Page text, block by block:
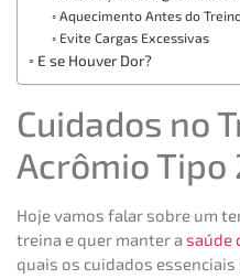
Aquecimento Antes do
Evite Cargas Excessivas
E se Houver Dor?
Cuidados no
Acrômio Tipo
Hoje vamos falar sobre um
treina e quer manter a saúde
quais os cuidados